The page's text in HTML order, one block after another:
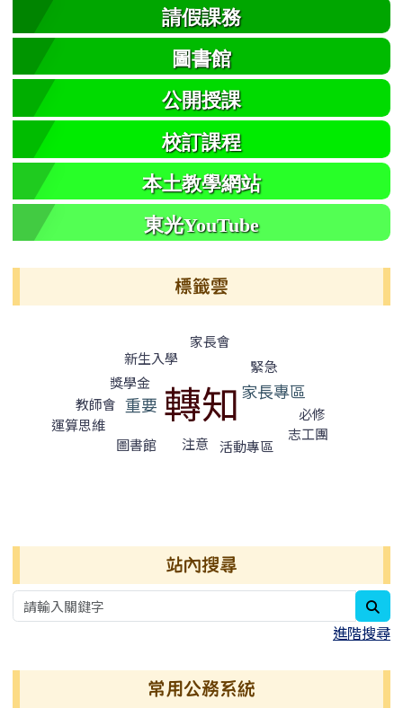
請假課務
圖書館
公開授課
校訂課程
本土教學網站
東光YouTube
標籤雲
新生入學
家長會
獎學金
緊急
重要 轉知
教師會
家長專區
運算思維
必修
圖書館
注意 活動專區
志工團
站內搜尋
進階搜尋
常用公務系統